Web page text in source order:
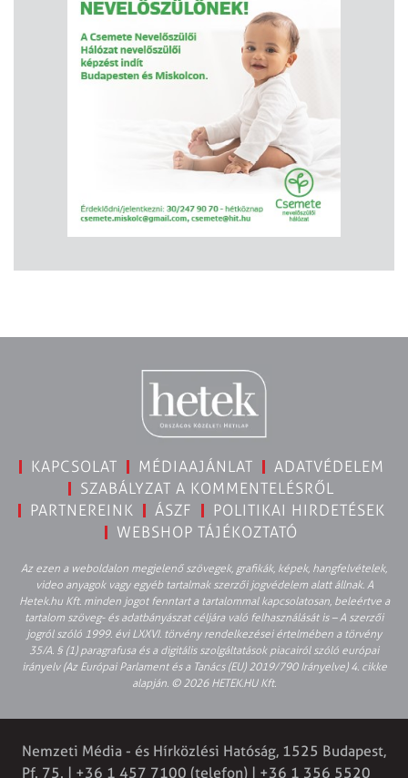
KAPCSOLAT MÉDIAAJÁNLAT
ADATVÉDELEM
SZABÁLYZAT A KOMMENTELÉSRŐL
PARTNEREINK
ÁSZF
POLITIKAI HIRDETÉSEK
WEBSHOP TÁJÉKOZTATÓ
Az ezen a weboldalon megjelenő szövegek, grafikák, képek, hangfelvételek,
video anyagok vagy egyéb tartalmak szerzői jogvédelem alatt állnak. A
Hetek.hu Kft. minden jogot fenntart a tartalommal kapcsolatosan, beleértve a
tartalom szöveg- és adatbányászat céljára való felhasználását is – A szerzői
jogról szóló 1999. évi LXXVI. törvény rendelkezései értelmében a törvény
35/A. § (1) paragrafusa és a digitális szolgáltatások piacairól szóló európai
irányelv (Az Európai Parlament és a Tanács (EU) 2019/790 Irányelve) 4. cikke
alapján. © 2026 HETEK.HU Kft.
Nemzeti Média - és Hírközlési Hatóság, 1525 Budapest,
Pf. 75. | +36 1 457 7100 (telefon) | +36 1 356 5520